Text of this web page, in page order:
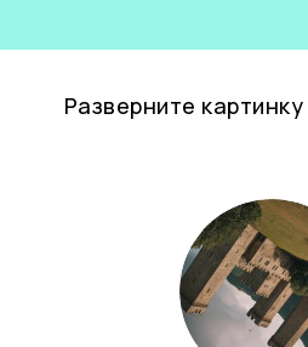
Разверните